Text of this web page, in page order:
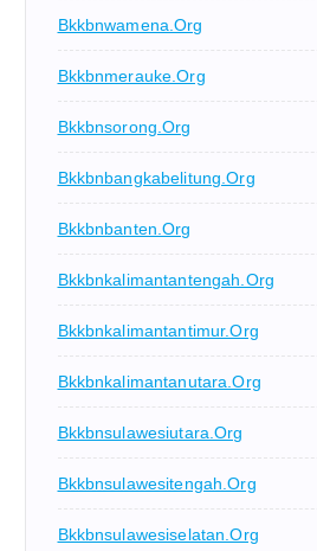
Bkkbnwamena.org
Bkkbnmerauke.org
Bkkbnsorong.org
Bkkbnbangkabelitung.org
Bkkbnbanten.org
Bkkbnkalimantantengah.org
Bkkbnkalimantantimur.org
Bkkbnkalimantanutara.org
Bkkbnsulawesiutara.org
Bkkbnsulawesitengah.org
Bkkbnsulawesiselatan.org